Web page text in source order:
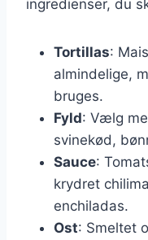
ingredienser, du
Tortillas:
almindelige,
bruges.
Fyld: Vælg
svinekød,
Sauce:
krydret
enchiladas.
Ost: Smeltet